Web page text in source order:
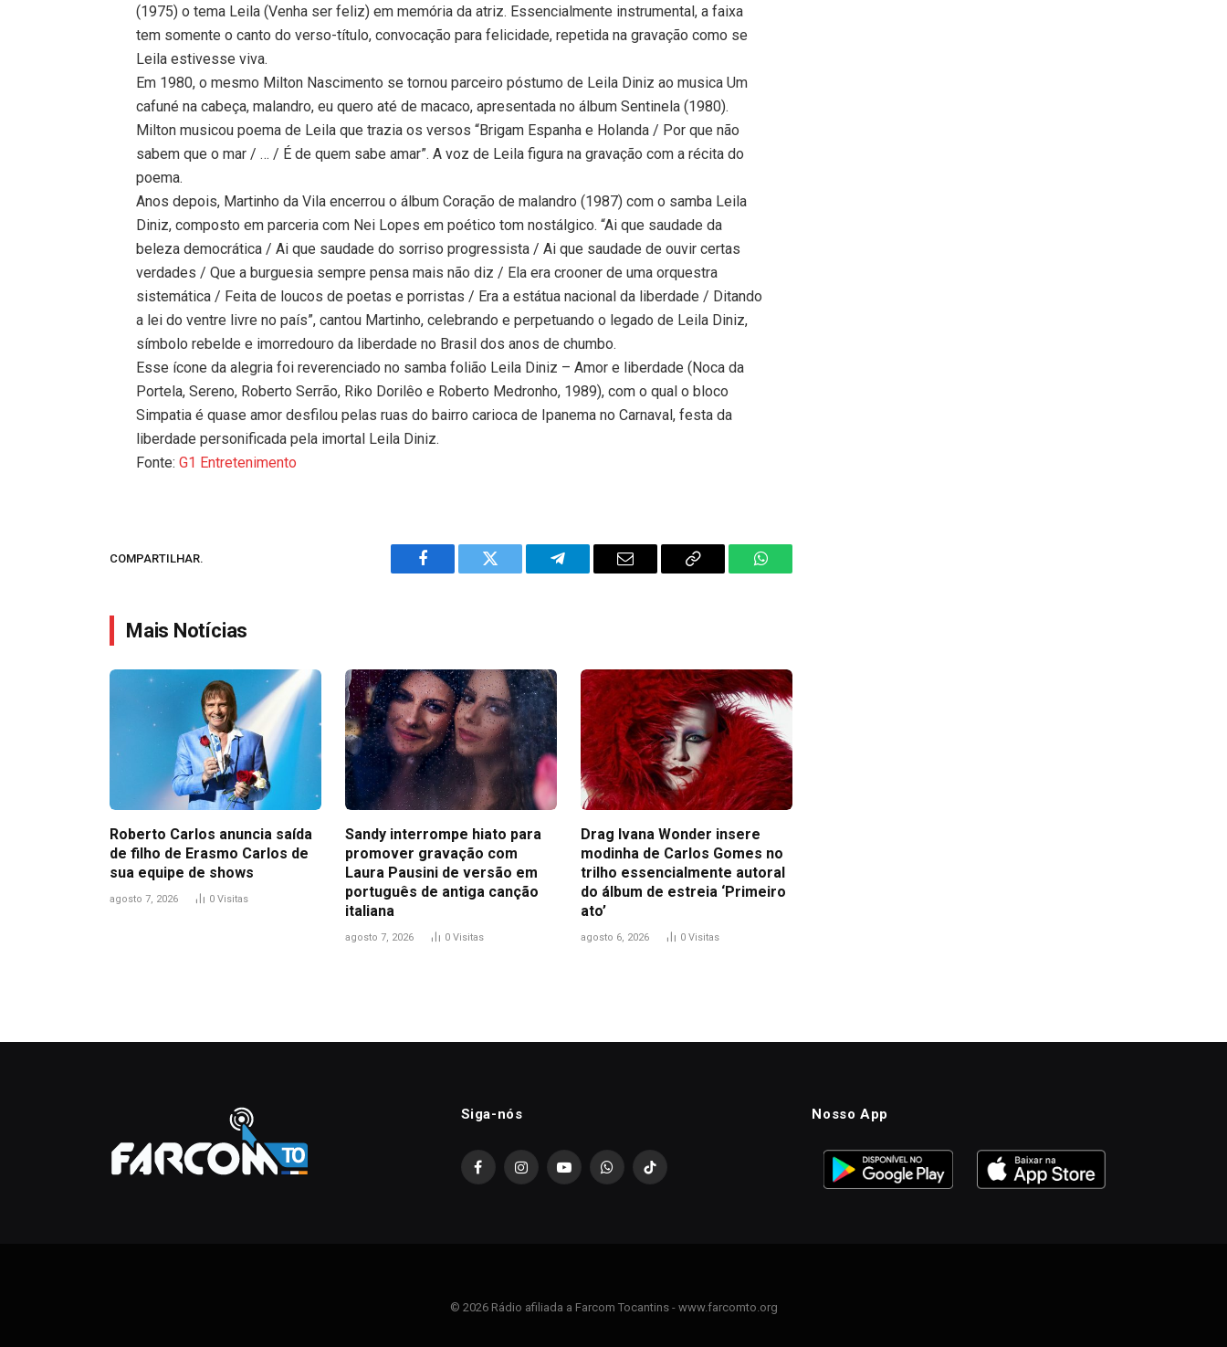
(1975) o tema Leila (Venha ser feliz) em memória da atriz. Essencialmente instrumental, a faixa
tem somente o canto do verso-título, convocação para felicidade, repetida na gravação como se
Leila estivesse viva.
Em 1980, o mesmo Milton Nascimento se tornou parceiro póstumo de Leila Diniz ao musica Um
cafuné na cabeça, malandro, eu quero até de macaco, apresentada no álbum Sentinela (1980).
Milton musicou poema de Leila que trazia os versos “Brigam Espanha e Holanda / Por que não
sabem que o mar / … / É de quem sabe amar”. A voz de Leila figura na gravação com a récita do
poema.
Anos depois, Martinho da Vila encerrou o álbum Coração de malandro (1987) com o samba Leila
Diniz, composto em parceria com Nei Lopes em poético tom nostálgico. “Ai que saudade da
beleza democrática / Ai que saudade do sorriso progressista / Ai que saudade de ouvir certas
verdades / Que a burguesia sempre pensa mais não diz / Ela era crooner de uma orquestra
sistemática / Feita de loucos de poetas e porristas / Era a estátua nacional da liberdade / Ditando
a lei do ventre livre no país”, cantou Martinho, celebrando e perpetuando o legado de Leila Diniz,
símbolo rebelde e imorredouro da liberdade no Brasil dos anos de chumbo.
Esse ícone da alegria foi reverenciado no samba folião Leila Diniz – Amor e liberdade (Noca da
Portela, Sereno, Roberto Serrão, Riko Dorilêo e Roberto Medronho, 1989), com o qual o bloco
Simpatia é quase amor desfilou pelas ruas do bairro carioca de Ipanema no Carnaval, festa da
liberdade personificada pela imortal Leila Diniz.
Fonte:G1 Entretenimento
COMPARTILHAR.
Facebook Twitter Telegram Email
Copy
WhatsApp
Mais Notícias
Roberto Carlos anuncia saída
de filho de Erasmo Carlos de
sua equipe de shows
agosto 7, 2026 0 Visitas
Sandy interrompe hiato para
promover gravação com
Laura Pausini de versão em
português de antiga canção
italiana
agosto 7, 2026 0 Visitas
Drag Ivana Wonder insere
modinha de Carlos Gomes no
trilho essencialmente autoral
do álbum de estreia ‘Primeiro
ato’
agosto 6, 2026 0 Visitas
Siga-nós
FacebookInstagramYouTubeWhatsAppTikTok
Nosso App
© 2026 Rádio afiliada a Farcom Tocantins - www.farcomto.org